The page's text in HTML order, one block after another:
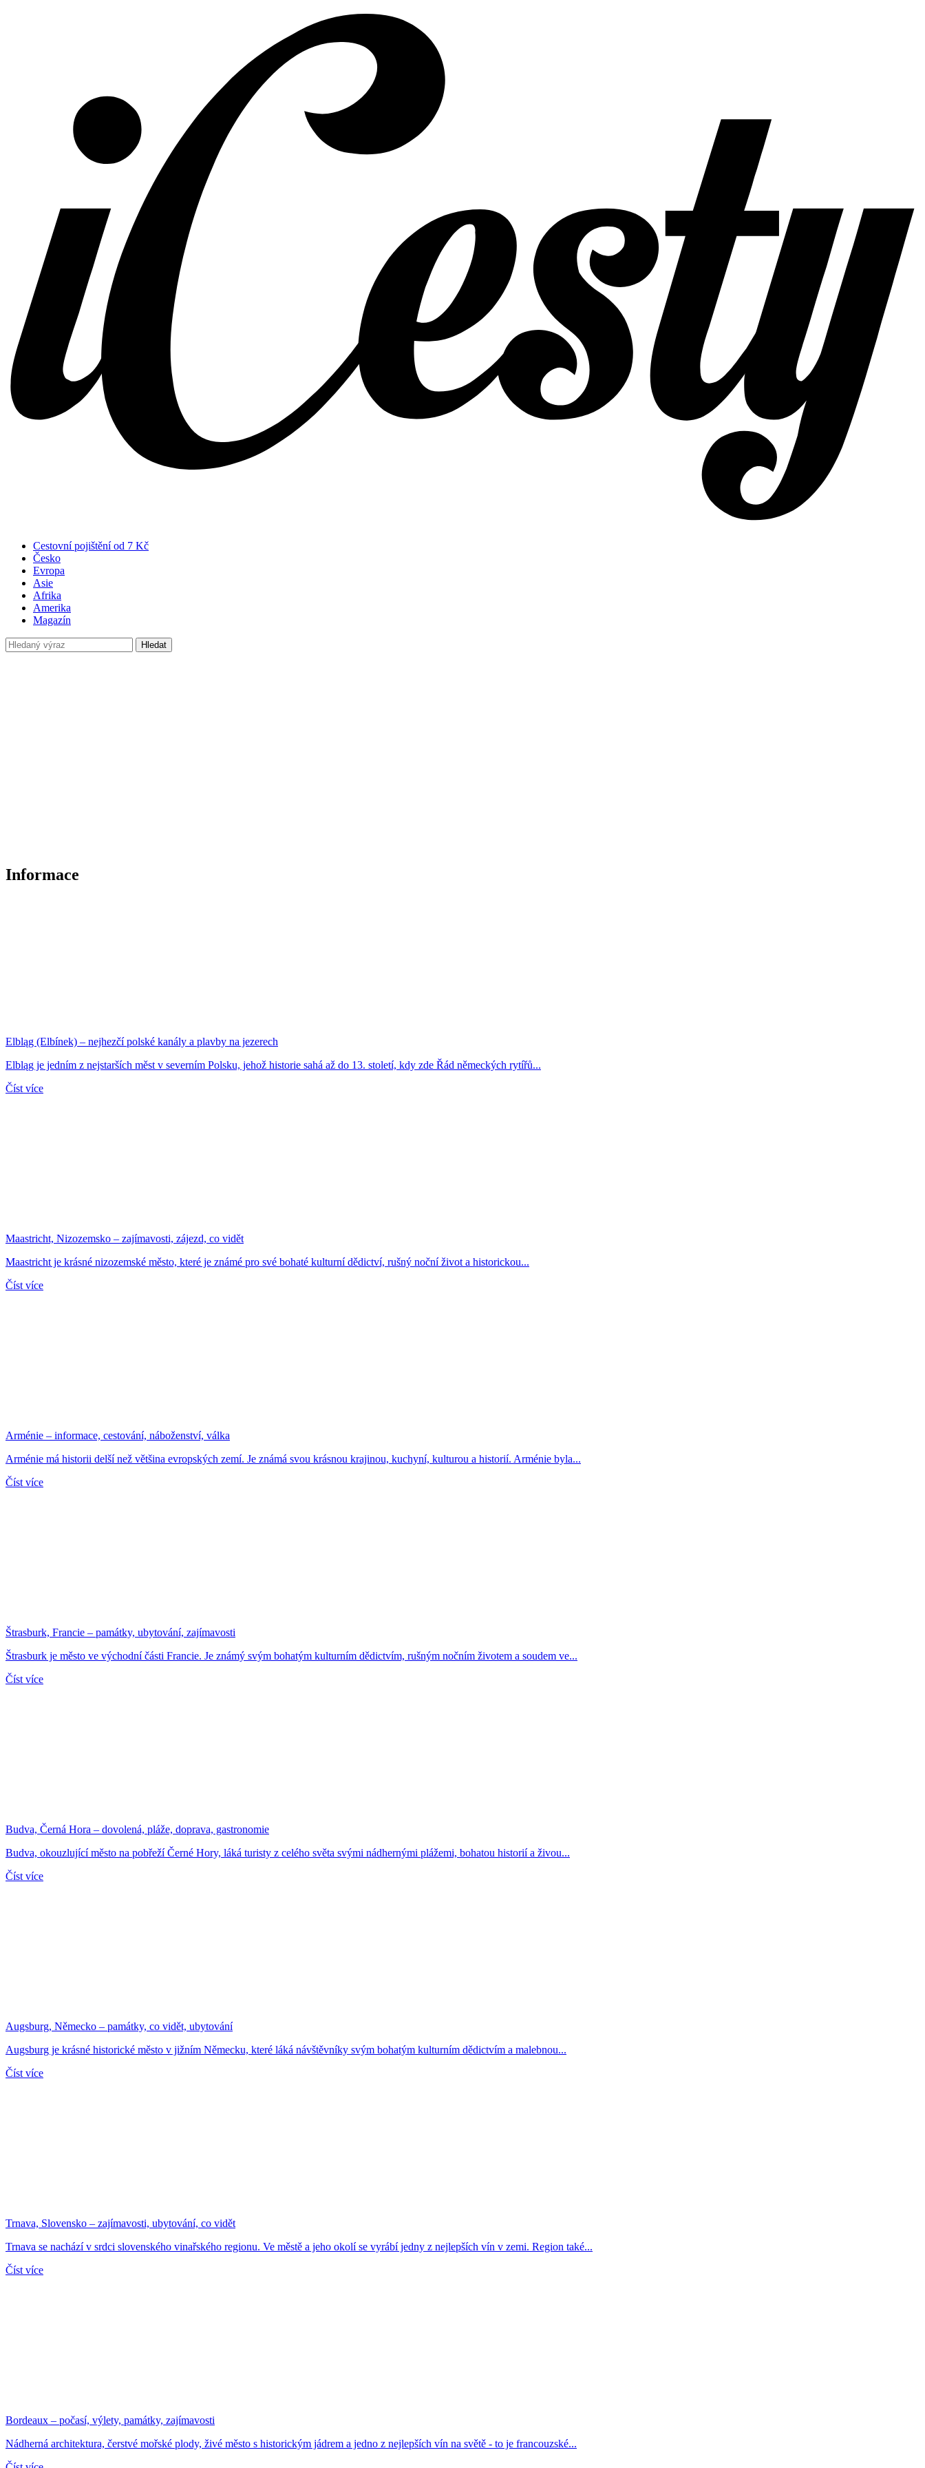
Cestovní pojištění od 7 Kč
Česko
Evropa
Asie
Afrika
Amerika
Magazín
Hledat
Informace
Elbląg (Elbínek) – nejhezčí polské kanály a plavby na jezerech
Elbląg je jedním z nejstarších měst v severním Polsku, jehož historie sahá až do 13. století, kdy zde Řád německých rytířů...
Číst více
Maastricht, Nizozemsko – zajímavosti, zájezd, co vidět
Maastricht je krásné nizozemské město, které je známé pro své bohaté kulturní dědictví, rušný noční život a historickou...
Číst více
Arménie – informace, cestování, náboženství, válka
Arménie má historii delší než většina evropských zemí. Je známá svou krásnou krajinou, kuchyní, kulturou a historií. Arménie byla...
Číst více
Štrasburk, Francie – památky, ubytování, zajímavosti
Štrasburk je město ve východní části Francie. Je známý svým bohatým kulturním dědictvím, rušným nočním životem a soudem ve...
Číst více
Budva, Černá Hora – dovolená, pláže, doprava, gastronomie
Budva, okouzlující město na pobřeží Černé Hory, láká turisty z celého světa svými nádhernými plážemi, bohatou historií a živou...
Číst více
Augsburg, Německo – památky, co vidět, ubytování
Augsburg je krásné historické město v jižním Německu, které láká návštěvníky svým bohatým kulturním dědictvím a malebnou...
Číst více
Trnava, Slovensko – zajímavosti, ubytování, co vidět
Trnava se nachází v srdci slovenského vinařského regionu. Ve městě a jeho okolí se vyrábí jedny z nejlepších vín v zemi. Region také...
Číst více
Bordeaux – počasí, výlety, památky, zajímavosti
Nádherná architektura, čerstvé mořské plody, živé město s historickým jádrem a jedno z nejlepších vín na světě - to je francouzské...